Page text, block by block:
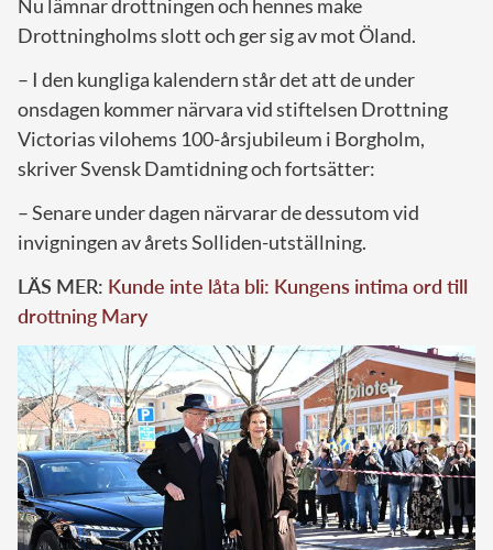
Nu lämnar drottningen och hennes make
Drottningholms slott och ger sig av mot Öland.
– I den kungliga kalendern står det att de under
onsdagen kommer närvara vid stiftelsen Drottning
Victorias vilohems 100-årsjubileum i Borgholm,
skriver Svensk Damtidning och fortsätter:
– Senare under dagen närvarar de dessutom vid
invigningen av årets Solliden-utställning.
LÄS MER: Kunde inte låta bli: Kungens intima ord till
drottning Mary